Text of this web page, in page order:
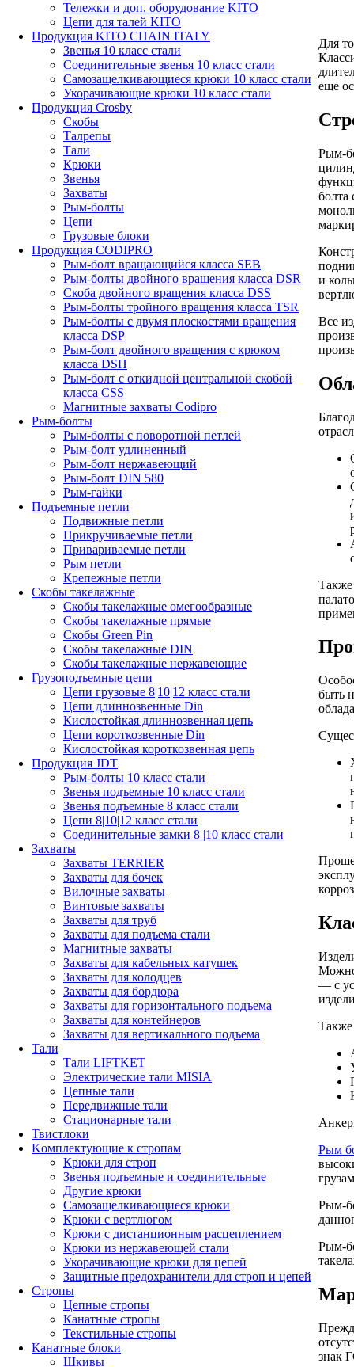
Тележки и доп. оборудование KITO
Цепи для талей KITO
Продукция KITO CHAIN ITALY
Звенья 10 класс стали
Соединительные звенья 10 класс стали
Самозащелкивающиеся крюки 10 класс стали
Укорачивающие крюки 10 класс стали
Продукция Crosby
Скобы
Талрепы
Тали
Крюки
Звенья
Захваты
Рым-болты
Цепи
Грузовые блоки
Продукция CODIPRO
Рым-болт вращающийся класса SEB
Рым-болты двойного вращения класса DSR
Скоба двойного вращения класса DSS
Рым-болты тройного вращения класса TSR
Рым-болты с двумя плоскостями вращения
класса DSP
Рым-болт двойного вращения с крюком
класса DSH
Рым-болт с откидной центральной скобой
класса CSS
Магнитные захваты Codipro
Рым-болты
Рым-болты с поворотной петлей
Рым-болт удлиненный
Рым-болт нержавеющий
Рым-болт DIN 580
Рым-гайки
Подъемные петли
Подвижные петли
Прикручиваемые петли
Привариваемые петли
Рым петли
Крепежные петли
Скобы такелажные
Скобы такелажные омегообразные
Скобы такелажные прямые
Скобы Green Pin
Скобы такелажные DIN
Скобы такелажные нержавеющие
Грузоподъемные цепи
Цепи грузовые 8|10|12 класс стали
Цепи длиннозвенные Din
Кислостойкая длиннозвенная цепь
Цепи короткозвенные Din
Кислостойкая короткозвенная цепь
Продукция JDT
Рым-болты 10 класс стали
Звенья подъемные 10 класс стали
Звенья подъемные 8 класс стали
Цепи 8|10|12 класс стали
Соединительные замки 8 |10 класс стали
Захваты
Захваты TERRIER
Захваты для бочек
Вилочные захваты
Винтовые захваты
Захваты для труб
Захваты для подъема стали
Магнитные захваты
Захваты для кабельных катушек
Захваты для колодцев
Захваты для бордюра
Захваты для горизонтального подъема
Захваты для контейнеров
Захваты для вертикального подъема
Тали
Тали LIFTKET
Электрические тали MISIA
Цепные тали
Передвижные тали
Стационарные тали
Твистлоки
Kомплектующие к стропам
Крюки для строп
Звенья подъемные и соединительные
Другие крюки
Самозащелкивающиеся крюки
Крюки с вертлюгом
Крюки с дистанционным расцеплением
Крюки из нержавеющей стали
Укорачивающие крюки для цепей
Защитные предохранители для строп и цепей
Стропы
Цепные стропы
Канатные стропы
Текстильные стропы
Канатные блоки
Шкивы
Для
еще
Рым-
болта
и
Все
Также
быть
— с
Также
Рым
Рым-
Рым-
знак